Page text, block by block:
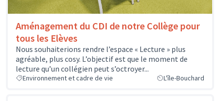
Aménagement du CDI de notre Collège pour
tous les Elèves
Nous souhaiterions rendre l’espace « Lecture » plus
agréable, plus cosy. L’objectif est que le moment de
lecture qu’un collégien peut s’octroyer...
Environnement et cadre de vie L'île-Bouchard